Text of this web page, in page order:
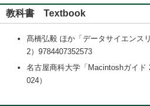
教科書 Textbook
髙橋弘毅 ほか「データサイエンス
2）9784407352573
名古屋商科大学「Macintoshガイド
024）